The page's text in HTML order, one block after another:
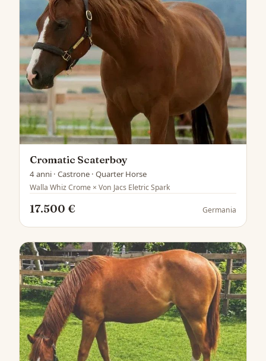
Cromatic Scaterboy
4 anni · Castrone · Quarter Horse
Walla Whiz Crome × Von Jacs Eletric Spark
17.500 € Germania